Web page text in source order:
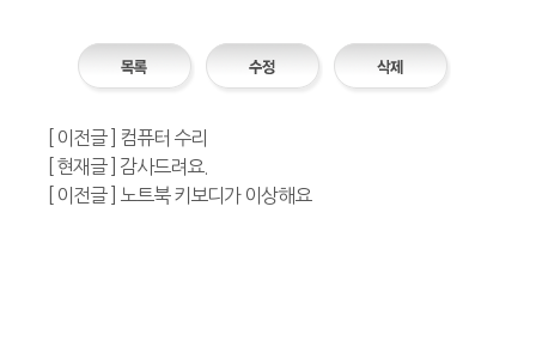
[ 이전글 ] 컴퓨터 수리
[ 현재글 ] 감사드려요.
[ 이전글 ] 노트북 키보디가 이상해요